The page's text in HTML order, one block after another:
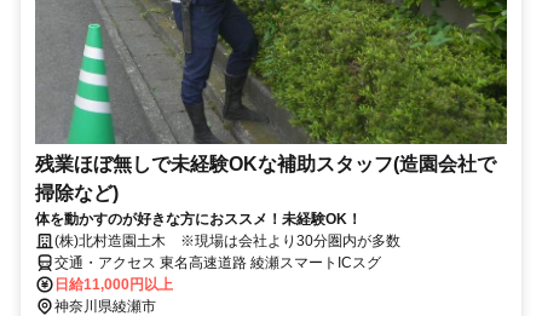
残業ほぼ無しで未経験OKな補助スタッフ(造園会社で
掃除など)
体を動かすのが好きな方におススメ！未経験OK！
(株)北村造園土木 ※現場は会社より30分圏内が多数
交通・アクセス 東名高速道路 綾瀬スマートICスグ
日給11,000円以上
神奈川県綾瀬市